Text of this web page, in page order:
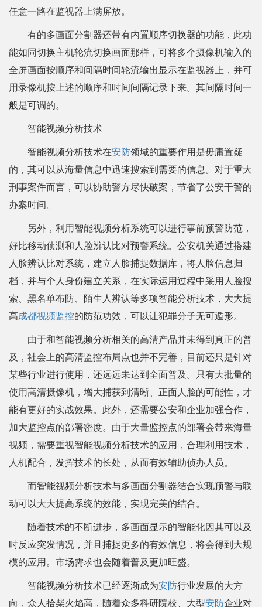
任意一路在监视器上满屏放。
有的多画面分割器还带有内置顺序切换器的功能，此功
能如同切换主机轮流切换画面那样，可将多个摄像机输入的
全屏画面按顺序和间隔时间轮流输出显示在监视器上，并可
用录像机按上述的顺序和时间间隔记录下来。其间隔时间一
般是可调的。
智能视频分析技术
智能视频分析技术在安防领域的重要作用是毋庸置疑
的，其可以从海量信息中迅速搜索到需要的信息。对于重大
刑事案件而言，可以协助警方尽快破案，节省了公安干警的
办案时间。
另外，利用智能视频分析系统可以进行事前预警防范，
好比移动侦测和人脸辨认比对预警系统。公安机关通过搭建
人脸辨认比对系统，建立人脸捕捉数据库，将人脸信息归
档，并与个人身份建立关系，在实际运用过程中采用人脸搜
索、黑名单布防、陌生人辨认等多项智能分析技术，大大提
高成都视频监控的防范功效，可以让犯罪分子无可遁形。
由于和智能视频分析相关的高清产品并未得到真正的普
及，社会上的高清监控布局点也并不完善，目前还只是针对
某些行业进行使用，还远远未达到全面普及。只有大批量的
使用高清摄像机，增大捕获到清晰、正面人脸的可能性，才
能有更好的实战效果。此外，还需要公安和企业加强合作，
加大监控点的部署密度。由于大量监控点的部署会带来海量
视频，需要重视智能视频分析技术的应用，合理利用技术，
人机配合，发挥技术的长处，从而有效辅助侦办人员。
而智能视频分析技术与多画面分割器结合实现预警与联
动可以大大提高系统的效能，实现完美的结合。
随着技术的不断进步，多画面显示的智能化因其可以及
时反应突发情况，并且捕捉更多的有效信息，将会得到大规
模的应用。市场需求也会随着普及更加旺盛。
智能视频分析技术已经逐渐成为安防行业发展的大方
向，众人拾柴火焰高，随着众多科研院校、大型安防企业对